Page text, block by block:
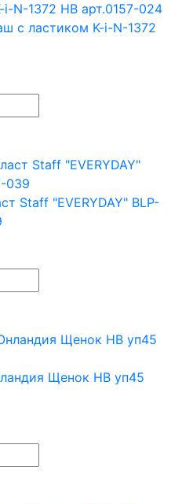
с ластиком K-i-N-1372
Staff "EVERYDAY" BLP-
Щенок HB уп45